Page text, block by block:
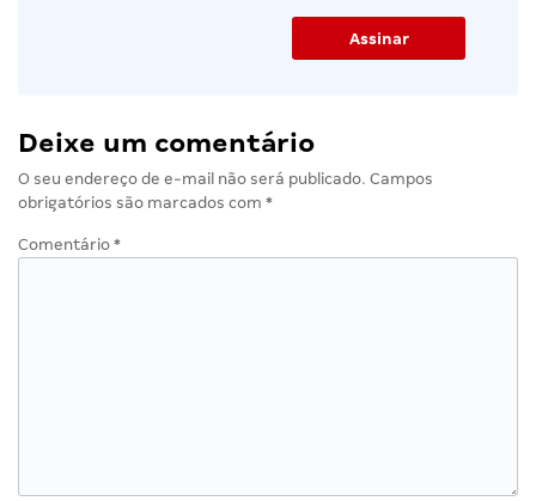
Deixe um comentário
O seu endereço de e-mail não será publicado. Campos
obrigatórios são marcados com *
Comentário *